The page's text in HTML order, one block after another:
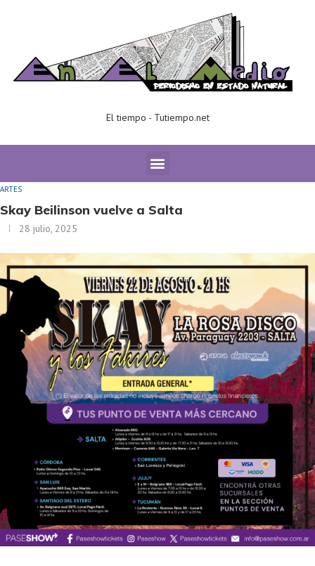
El tiempo - Tutiempo.net
Skay Beilinson vuelve a Salta
ARTES
Skay Beilinson vuelve a Salta
28 julio, 2025